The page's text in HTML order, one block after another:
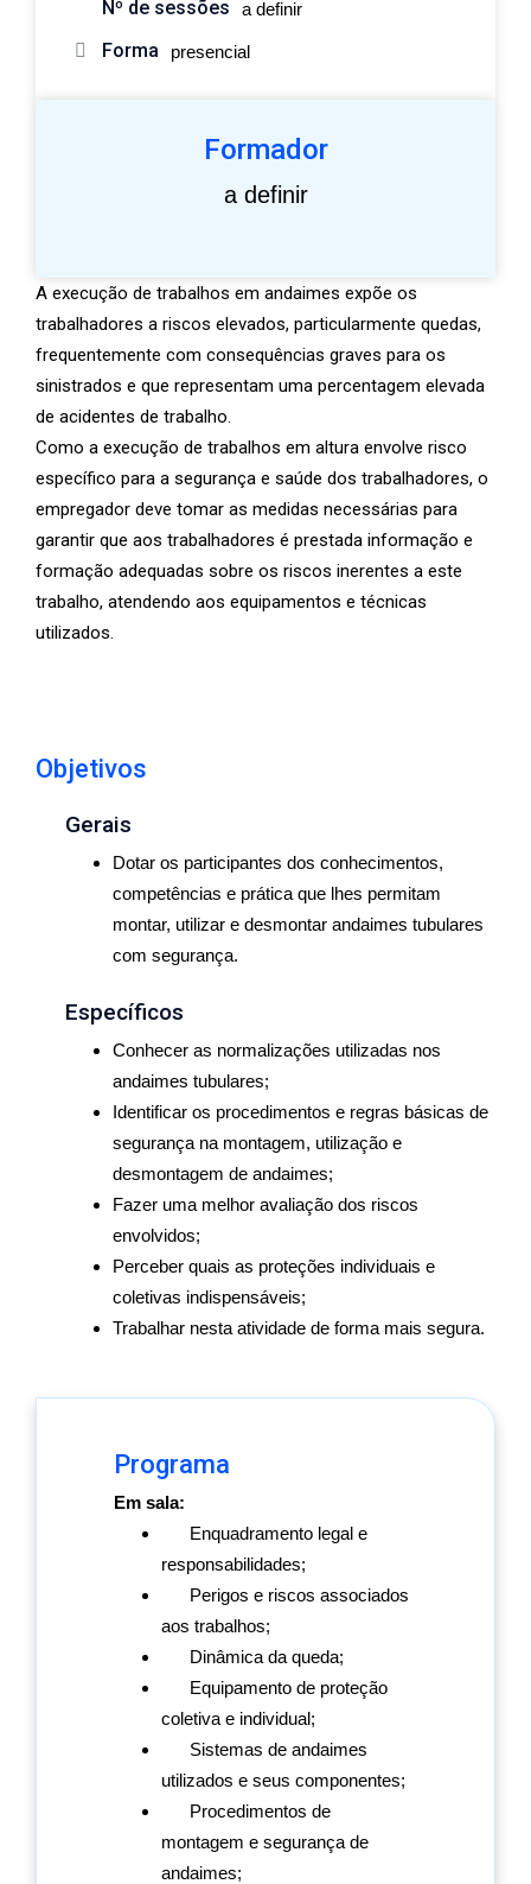
A execução de trabalhos em andaimes expõe os
trabalhadores a riscos elevados, particularmente quedas,
frequentemente com consequências graves para os
sinistrados e que representam uma percentagem elevada
de acidentes de trabalho.
Como a execução de trabalhos em altura envolve risco
específico para a segurança e saúde dos trabalhadores, o
empregador deve tomar as medidas necessárias para
garantir que aos trabalhadores é prestada informação e
formação adequadas sobre os riscos inerentes a este
trabalho, atendendo aos equipamentos e técnicas
utilizados.
Objetivos
Gerais
Dotar os participantes dos conhecimentos,
competências e prática que lhes permitam
montar, utilizar e desmontar andaimes tubulares
com segurança.
Específicos
Conhecer as normalizações utilizadas nos
andaimes tubulares;
Identificar os procedimentos e regras básicas de
segurança na montagem, utilização e
desmontagem de andaimes;
Fazer uma melhor avaliação dos riscos
envolvidos;
Perceber quais as proteções individuais e
coletivas indispensáveis;
Trabalhar nesta atividade de forma mais segura.
Programa
Em sala:
Enquadramento legal e
responsabilidades;
Perigos e riscos associados
aos trabalhos;
Dinâmica da queda;
Equipamento de proteção
coletiva e individual;
Sistemas de andaimes
utilizados e seus componentes;
Procedimentos de
montagem e segurança de
andaimes;
Nº de sessões a definir
Forma presencial
Formador
a definir